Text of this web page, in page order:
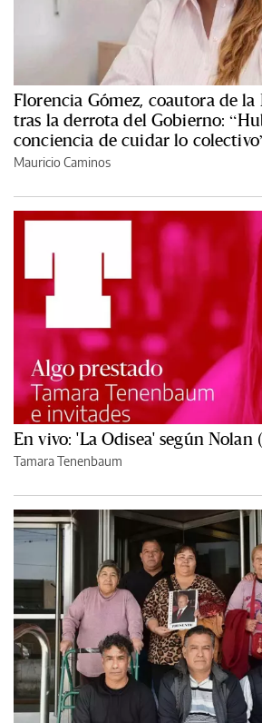
Florencia Gómez, coautora de la
tras la derrota del Gobierno:
conciencia de cuidar lo
Mauricio Caminos
En vivo: 'La Odisea' según Nolan
Tamara Tenenbaum